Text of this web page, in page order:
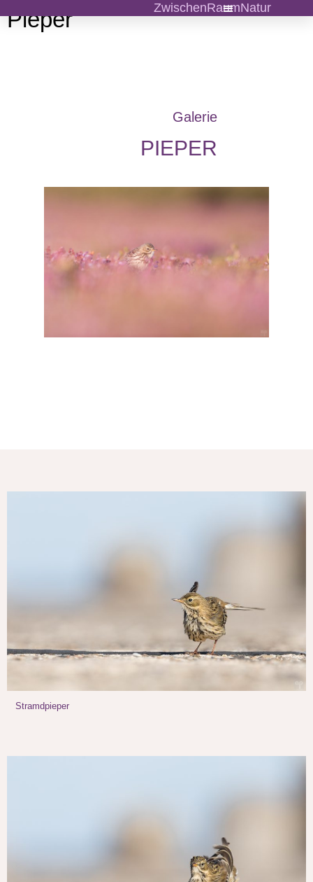
ZwischenRaumNatur
Pieper
Galerie
PIEPER
Stramdpieper